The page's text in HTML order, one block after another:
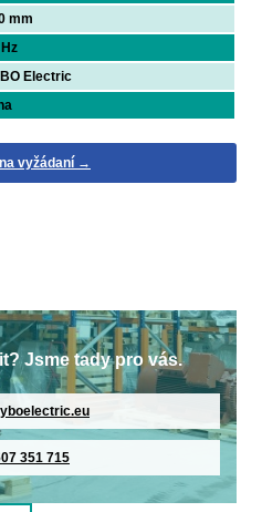
mm
Electric
vyžádaní →
Jsme tady pro vás.
351 715